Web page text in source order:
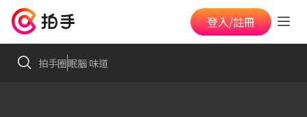
登入/註冊
拍手圈眠腦 味道